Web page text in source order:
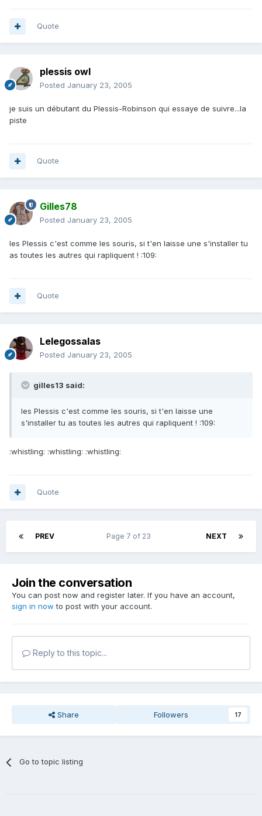
Quote
plessis owl
Posted January 23, 2005
je suis un débutant du Plessis-Robinson qui essaye de suivre...la
piste
Quote
Gilles78
Posted January 23, 2005
les Plessis c'est comme les souris, si t'en laisse une s'installer tu
as toutes les autres qui rapliquent ! :109:
Quote
Lelegossalas
Posted January 23, 2005
gilles13 said:
les Plessis c'est comme les souris, si t'en laisse une
s'installer tu as toutes les autres qui rapliquent ! :109:
:whistling: :whistling: :whistling:
Quote
PREV NEXT
Page 7 of 23
Join the conversation
You can post now and register later. If you have an account,
sign in now to post with your account.
Reply to this topic...
Share Followers 17
Go to topic listing